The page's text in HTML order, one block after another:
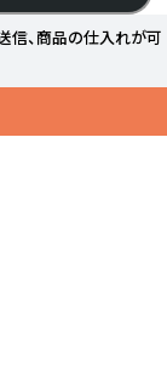
信、商品の仕入れが可